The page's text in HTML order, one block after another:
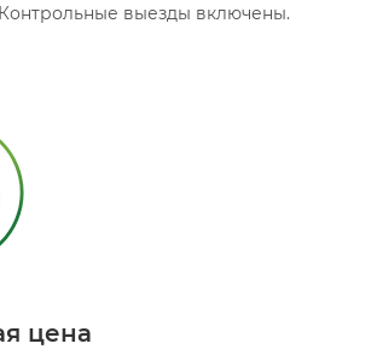
Контрольные выезды включены.
цена